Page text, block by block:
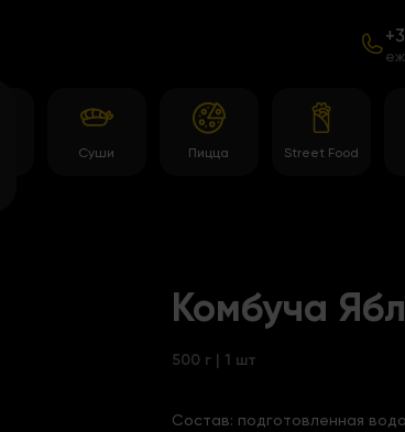
Суши Пицца Street Food
Комбуча
500 г | 1 шт
Состав: подготовленная